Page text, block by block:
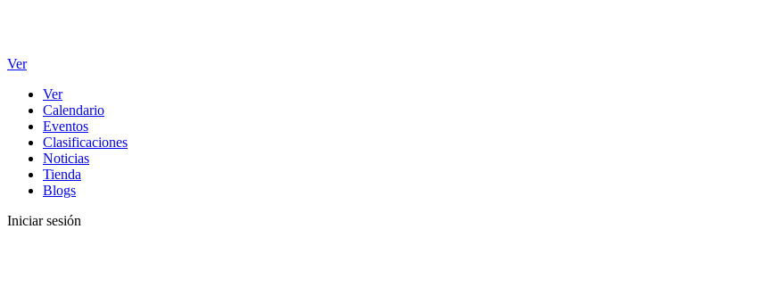
Ver
Ver
Calendario
Eventos
Clasificaciones
Noticias
Tienda
Blogs
Iniciar sesión